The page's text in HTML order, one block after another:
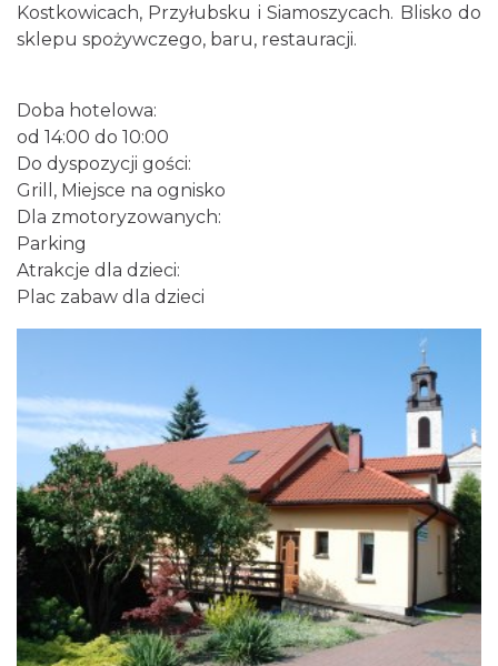
Kostkowicach, Przyłubsku i Siamoszycach. Blisko do
sklepu spożywczego, baru, restauracji.
Doba hotelowa:
od 14:00 do 10:00
Do dyspozycji gości:
Grill, Miejsce na ognisko
Dla zmotoryzowanych:
Parking
Atrakcje dla dzieci:
Plac zabaw dla dzieci